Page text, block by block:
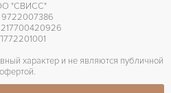
"СВИСС"
характер и не являются публичной
офертой.